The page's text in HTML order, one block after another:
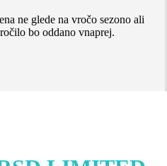
ne glede na vročo sezono ali
bo oddano vnaprej.